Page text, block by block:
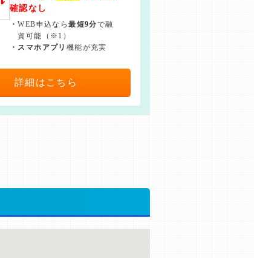
確認なし
・WEB申込なら最短9分で融
資可能（※1）
・ スマホアプリ 機能が充実
詳細はこちら